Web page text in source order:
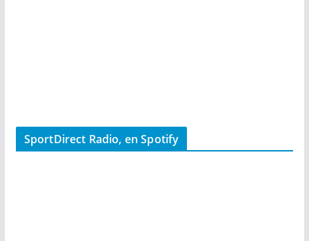
SportDirect Radio, en Spotify